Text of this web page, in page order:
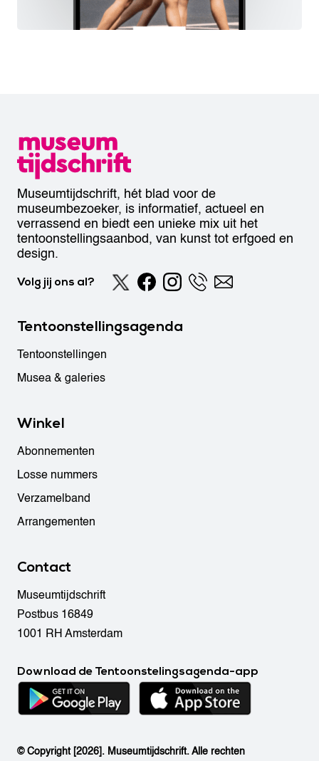
Museumtijdschrift, hét blad voor de
museumbezoeker, is informatief, actueel en
verrassend en biedt een unieke mix uit het
tentoonstellingsaanbod, van kunst tot erfgoed en
design.
Volg jij ons al?
Tentoonstellingsagenda
Tentoonstellingen
Musea & galeries
Winkel
Abonnementen
Losse nummers
Verzamelband
Arrangementen
Contact
Museumtijdschrift
Postbus 16849
1001 RH Amsterdam
Download de Tentoonstelingsagenda-app
© Copyright [2026]. Museumtijdschrift. Alle rechten